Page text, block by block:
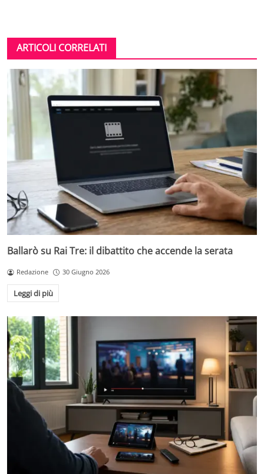
ARTICOLI CORRELATI
Ballarò su Rai Tre: il dibattito che accende la serata
Redazione 30 Giugno 2026
Leggi di più